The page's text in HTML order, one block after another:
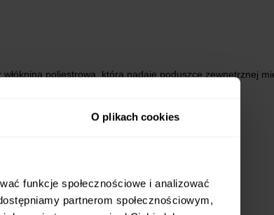
O plikach cookies
funkcje społecznościowe i analizować
partnerom społecznościowym,
włóknina poliestrowa, która nadaje poduszce zewnętrznej